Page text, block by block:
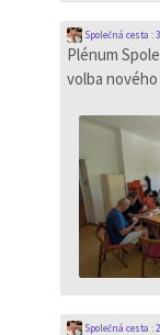
Společná cesta :
Plénum
volba
Společná cesta :